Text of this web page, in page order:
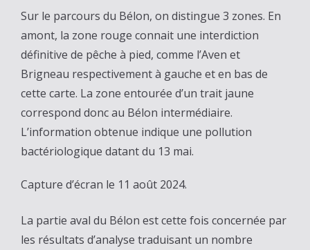
Sur le parcours du Bélon, on distingue 3 zones. En
amont, la zone rouge connait une interdiction
définitive de pêche à pied, comme l’Aven et
Brigneau respectivement à gauche et en bas de
cette carte. La zone entourée d’un trait jaune
correspond donc au Bélon intermédiaire.
L’information obtenue indique une pollution
bactériologique datant du 13 mai.
Capture d’écran le 11 août 2024.
La partie aval du Bélon est cette fois concernée par
les résultats d’analyse traduisant un nombre